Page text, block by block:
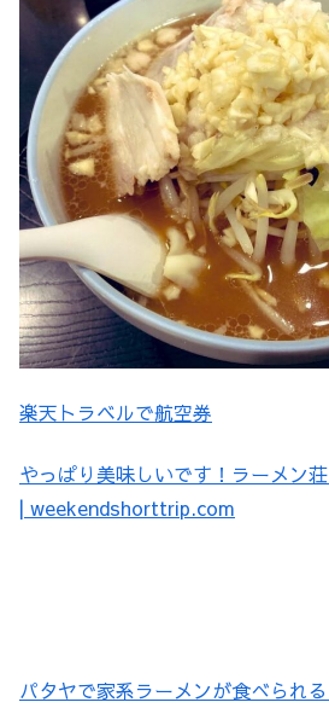
楽天トラベルで航空券
やっぱり美味しいです！ラーメン
| weekendshorttrip.com
パタヤで家系ラーメンが食べられ